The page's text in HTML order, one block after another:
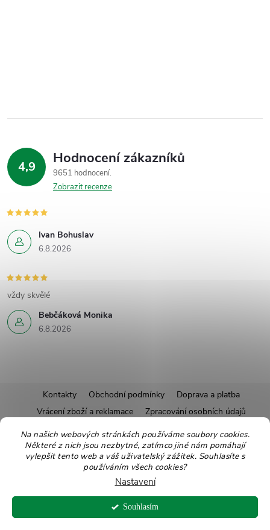
Na našich webových stránkách používáme soubory cookies.
Některé z nich jsou nezbytné, zatímco jiné nám pomáhají
vylepšit tento web a váš uživatelský zážitek. Souhlasíte s
používáním všech cookies?
Nastavení
Souhlasím
4,9 Hodnocení zákazníků
9651 hodnocení
Zobrazit recenze
Ivan Bohuslav
6.8.2026
Bebčáková Monika
6.8.2026
vždy skvělé
á
Kontakty Obchodní podmínky
Doprava a platba
Vrácení zboží a reklamace
Zpracování osobních údajů
Pravidla soutěží
Affiliate program
Recepty
Pro nové dodavatele
Ekologické balení Moje objednávka
Copyright 2026Zdravoslav. Všechna práva vyhrazena.Upravit nastavení
cookies